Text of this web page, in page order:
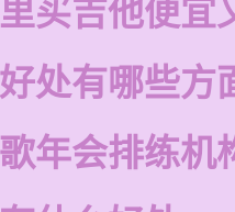
买吉他便宜
处有哪些方
年会排练机